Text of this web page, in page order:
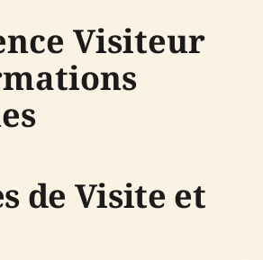
Visiteur
de Visite et